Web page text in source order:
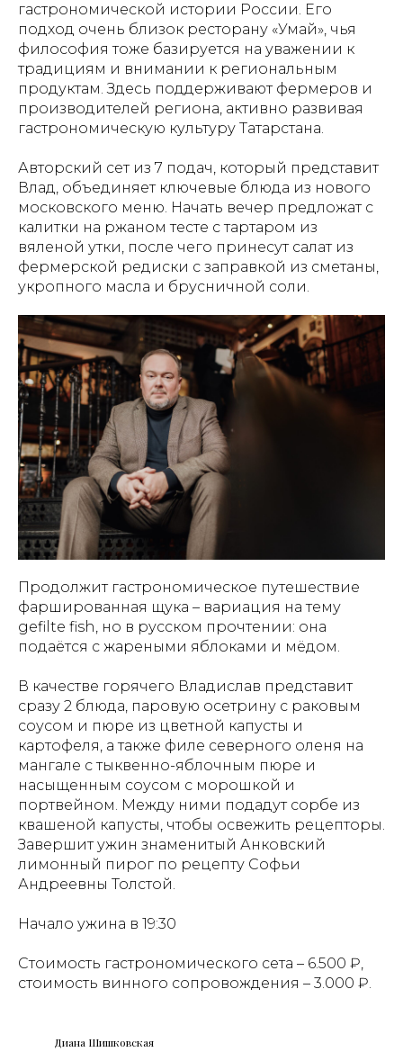
гастрономической истории России. Его
подход очень близок ресторану «Умай», чья
философия тоже базируется на уважении к
традициям и внимании к региональным
продуктам. Здесь поддерживают фермеров и
производителей региона, активно развивая
гастрономическую культуру Татарстана.
Авторский сет из 7 подач, который представит
Влад, объединяет ключевые блюда из нового
московского меню. Начать вечер предложат с
калитки на ржаном тесте с тартаром из
вяленой утки, после чего принесут салат из
фермерской редиски с заправкой из сметаны,
укропного масла и брусничной соли.
Продолжит гастрономическое путешествие
фаршированная щука – вариация на тему
gefilte fish, но в русском прочтении: она
подаётся с жареными яблоками и мёдом.
В качестве горячего Владислав представит
сразу 2 блюда, паровую осетрину с раковым
соусом и пюре из цветной капусты и
картофеля, а также филе северного оленя на
мангале с тыквенно-яблочным пюре и
насыщенным соусом с морошкой и
портвейном. Между ними подадут сорбе из
квашеной капусты, чтобы освежить рецепторы.
Завершит ужин знаменитый Анковский
лимонный пирог по рецепту Софьи
Андреевны Толстой.
Начало ужина в 19:30
Стоимость гастрономического сета – 6.500 ₽,
стоимость винного сопровождения – 3.000 ₽.
Диана Шишковская